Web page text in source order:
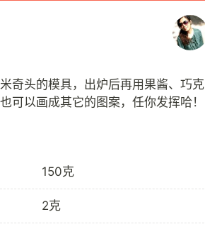
奇头的模具，出炉后再用果酱、巧克
150克
2克